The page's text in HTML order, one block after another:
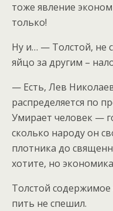
тоже явление
только!
Ну и… — Толстой, не
яйцо за другим –
— Есть, Лев
распределяется по
Умирает человек —
сколько народу он
плотника до
хотите, но
Толстой
пить не спешил.